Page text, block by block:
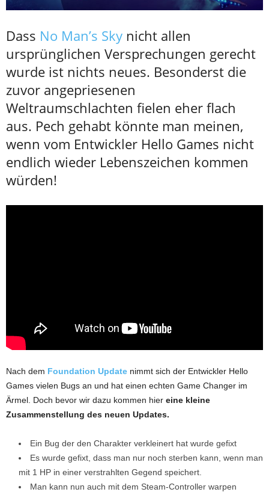
Dass No Man’s Sky nicht allen
ursprünglichen Versprechungen gerecht
wurde ist nichts neues. Besonderst die
zuvor angepriesenen
Weltraumschlachten fielen eher flach
aus. Pech gehabt könnte man meinen,
wenn vom Entwickler Hello Games nicht
endlich wieder Lebenszeichen kommen
würden!
Nach dem Foundation Update nimmt sich der Entwickler Hello
Games vielen Bugs an und hat einen echten Game Changer im
Ärmel. Doch bevor wir dazu kommen hier eine kleine
Zusammenstellung des neuen Updates.
Ein Bug der den Charakter verkleinert hat wurde gefixt
Es wurde gefixt, dass man nur noch sterben kann, wenn man
mit 1 HP in einer verstrahlten Gegend speichert.
Man kann nun auch mit dem Steam-Controller warpen